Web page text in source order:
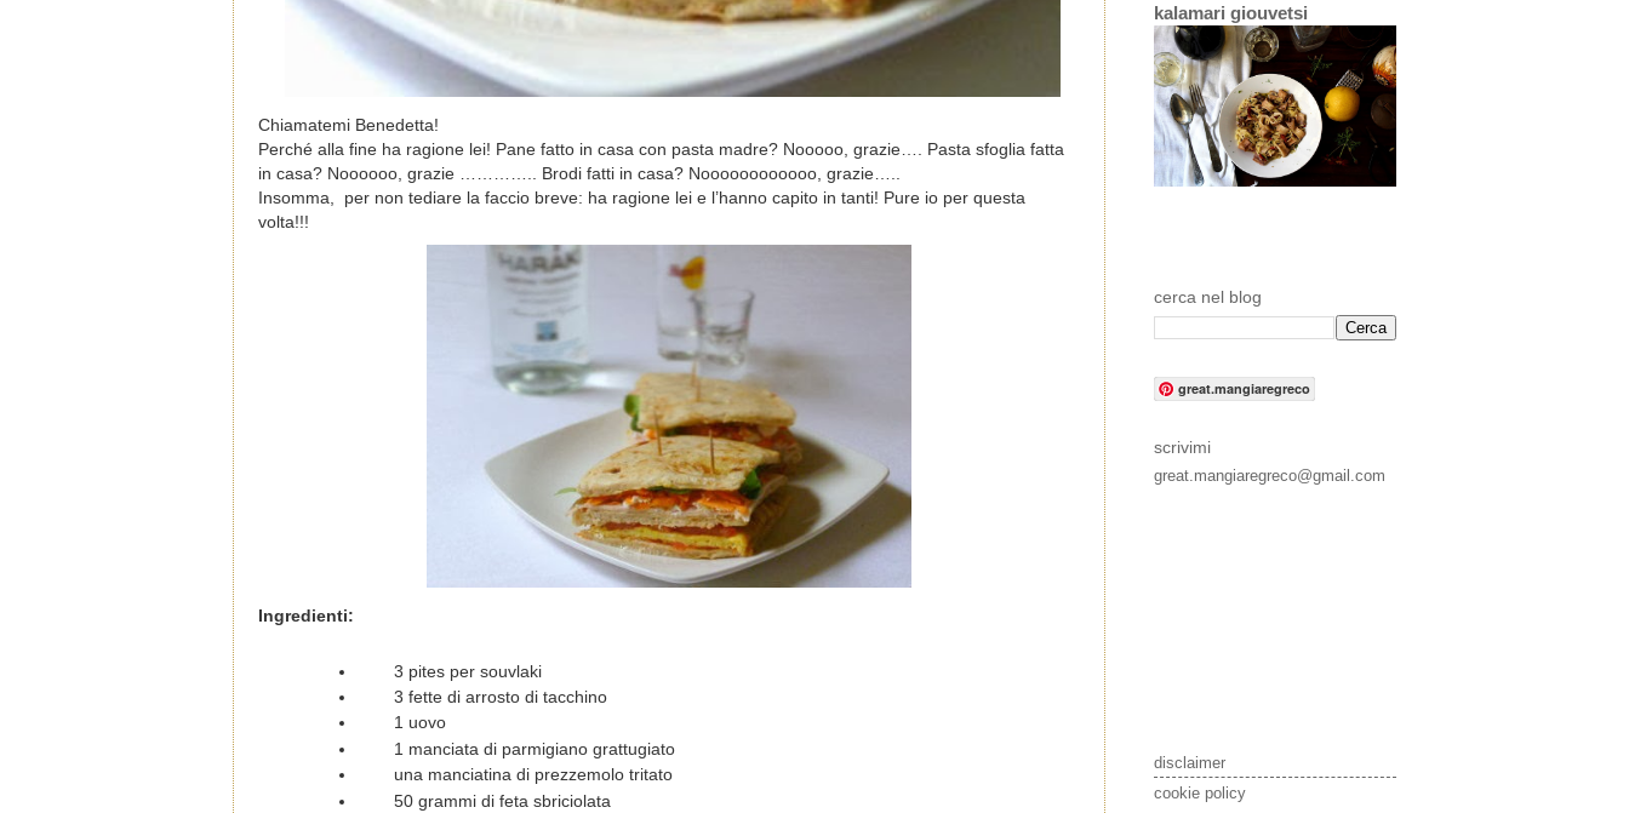
Chiamatemi Benedetta!
Perché alla fine ha ragione lei! Pane fatto in casa con pasta madre? Nooooo, grazie…. Pasta sfoglia fatta
in casa? Noooooo, grazie ………….. Brodi fatti in casa? Noooooooooooo, grazie…..
Insomma, per non tediare la faccio breve: ha ragione lei e l’hanno capito in tanti! Pure io per questa
volta!!!
Ingredienti:
3 pites per souvlaki
3 fette di arrosto di tacchino
1 uovo
1 manciata di parmigiano grattugiato
una manciatina di prezzemolo tritato
50 grammi di feta sbriciolata
kalamari giouvetsi
cerca nel blog
great.mangiaregreco
scrivimi
great.mangiaregreco@gmail.com
disclaimer
cookie policy